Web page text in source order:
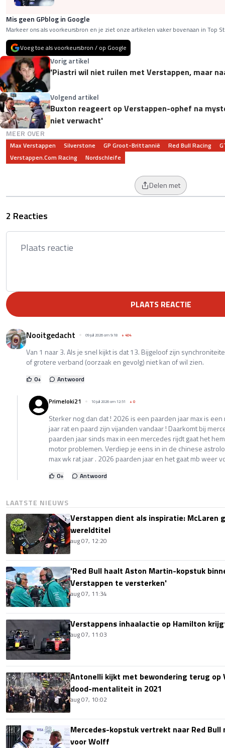
Mis geen GPblog in Google
Markeer ons als voorkeursbron en je ziet onze artikelen vaker bovenaan in Top
Voeg toe als voorkeursbron / op Google
Vorig artikel
'Piastri wil niet ruilen met Verstappen, maar
Volgend artikel
Buxton reageert op Verstappen-ophef na
niet verwacht'
MEER OVER
Max Verstappen Silverstone GP Groot-Brittannië Red Bull Racing
Verstappen.com Racing
Nordschleife
Delen met
2 Reacties
PLAATS REACTIE
Nooitgedacht 09 juli 2026 om 9:18 +404
Van 1 naar 3. Als je snel kijkt is dat 13. Bijgeloof zijn
of grotere verband (oorzaak en gevolg) niet kan of wil zien.
0+ Antwoord
Primeloki21 10 juli 2026 om 12:51 +0
Sterker nog dan dat ! 2026 is een paarden jaar max is
jaar rat en paard zijn vijanden vandaar ! Daarkomt bij
paarden jaar sinds max in een mercedes rijdt gaat het
motor problemen. Verdiep je eens in in de chinese
max wk rat jaar . 2026 paarden jaar en het gaat mb weer
0+ Antwoord
LAATSTE NIEUWS
Verstappen dient als inspiratie: McLaren
wereldtitel
aug 07, 12:20
'Red Bull haalt Aston Martin-kopstuk
Verstappen te versterken'
aug 07, 11:34
Verstappens inhaalactie op Hamilton
aug 07, 11:03
Antonelli kijkt met bewondering terug op
dood-mentaliteit in 2021
aug 07, 10:02
Mercedes-kopstuk vertrekt naar Red
voor Wolff